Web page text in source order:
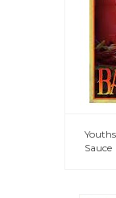
Sauce